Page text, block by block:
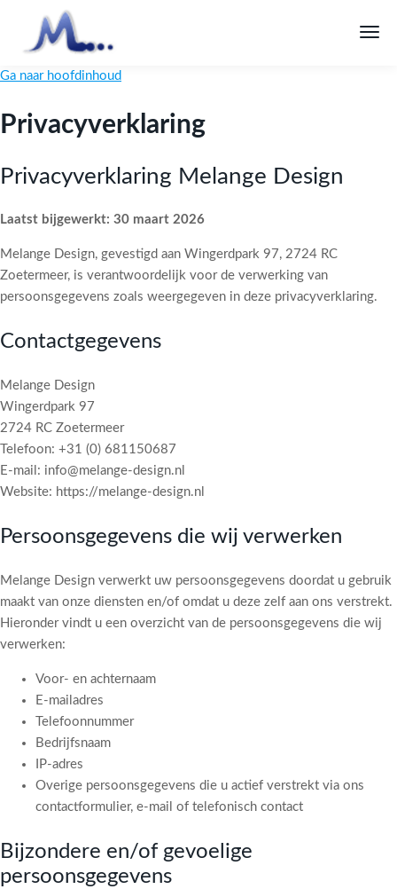
Ga naar hoofdinhoud
Privacyverklaring
Privacyverklaring Melange Design
Laatst bijgewerkt: 30 maart 2026
Melange Design, gevestigd aan Wingerdpark 97, 2724 RC
Zoetermeer, is verantwoordelijk voor de verwerking van
persoonsgegevens zoals weergegeven in deze privacyverklaring.
Contactgegevens
Melange Design
Wingerdpark 97
2724 RC Zoetermeer
Telefoon: +31 (0) 681150687
E-mail: info@melange-design.nl
Website: https://melange-design.nl
Persoonsgegevens die wij verwerken
Melange Design verwerkt uw persoonsgegevens doordat u gebruik
maakt van onze diensten en/of omdat u deze zelf aan ons verstrekt.
Hieronder vindt u een overzicht van de persoonsgegevens die wij
verwerken:
Voor- en achternaam
E-mailadres
Telefoonnummer
Bedrijfsnaam
IP-adres
Overige persoonsgegevens die u actief verstrekt via ons
contactformulier, e-mail of telefonisch contact
Bijzondere en/of gevoelige
persoonsgegevens